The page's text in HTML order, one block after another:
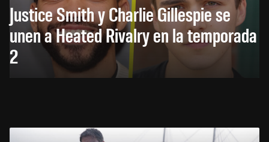
Justice Smith y Charlie Gillespie se
unen a Heated Rivalry en la temporada
2